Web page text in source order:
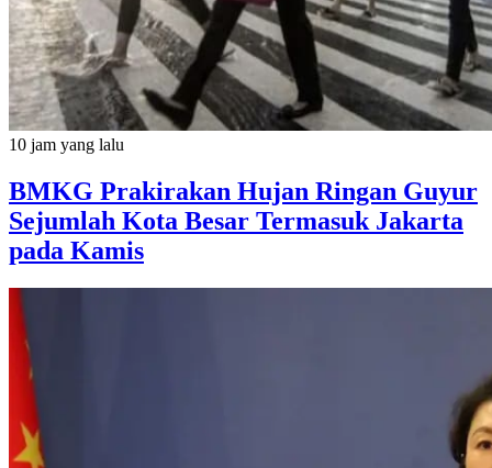
10 jam yang lalu
BMKG Prakirakan Hujan Ringan Guyur
Sejumlah Kota Besar Termasuk Jakarta
pada Kamis